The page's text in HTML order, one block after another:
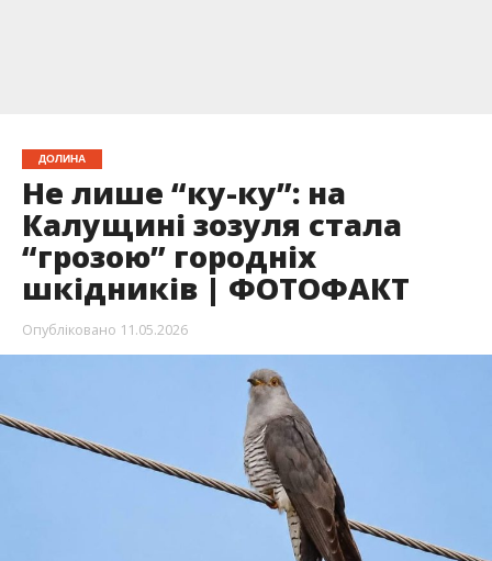
ДОЛИНА
Не лише “ку-ку”: на
Калущині зозуля стала
“грозою” городніх
шкідників | ФОТОФАКТ
Опубліковано 11.05.2026